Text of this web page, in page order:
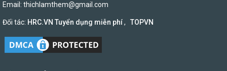
Email: thichlamthem@gmail.com
Đối tác: HRC.VN Tuyển dụng miễn phí, TOPVN